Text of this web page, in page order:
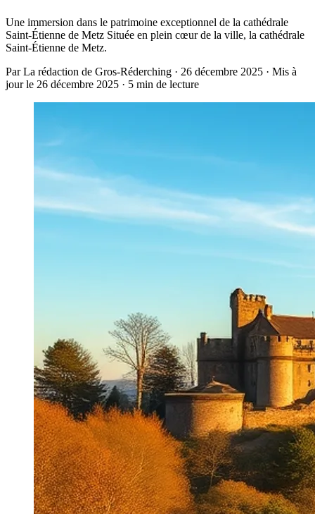
Une immersion dans le patrimoine exceptionnel de la cathédrale
Saint-Étienne de Metz Située en plein cœur de la ville, la cathédrale
Saint-Étienne de Metz.
Par La rédaction de Gros-Réderching · 26 décembre 2025 · Mis à
jour le 26 décembre 2025 · 5 min de lecture